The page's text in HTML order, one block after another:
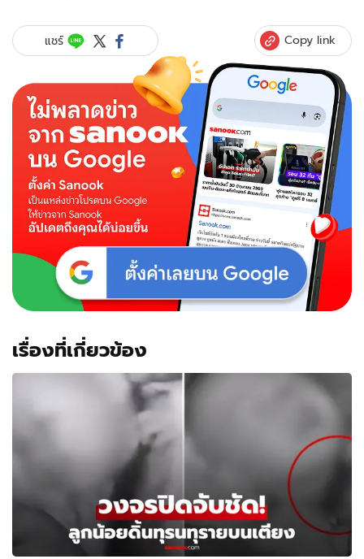
แชร์ Copy link
เรื่องที่เกี่ยวข้อง